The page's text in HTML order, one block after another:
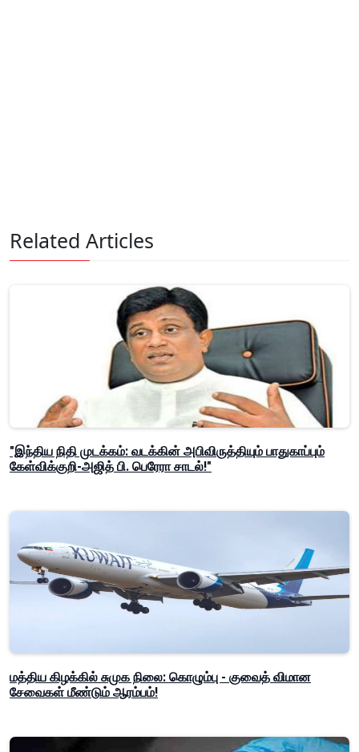
Related Articles
"இந்திய நிதி முடக்கம்: வடக்கின் அபிவிருத்தியும் பாதுகாப்பும்
கேள்விக்குறி-அஜித் பி. பெரேரா சாடல்!"
மத்திய கிழக்கில் சுமுக நிலை: கொழும்பு - குவைத் விமான
சேவைகள் மீண்டும் ஆரம்பம்!